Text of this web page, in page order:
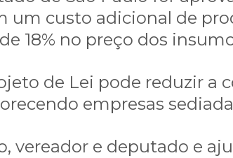
um custo adicional de
18% no preço dos
de Lei pode reduzir
empresas
vereador e deputado e